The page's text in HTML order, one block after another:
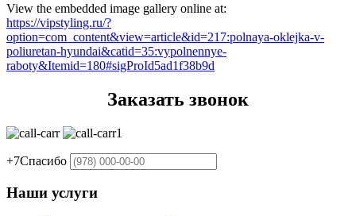
View the embedded image gallery online at:
https://vipstyling.ru/?
option=com_content&view=article&id=217:polnaya-oklejka-v-
poliuretan-hyundai&catid=35:vypolnennye-
raboty&Itemid=180#sigProId5ad1f38b9d
Заказать звонок
+7Спасибо
Наши услуги